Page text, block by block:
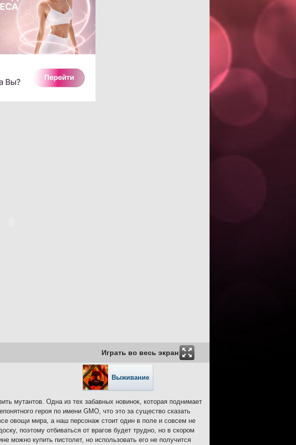
Играть во весь экран
Выживание
мутантов. Одна из тех забавных новинок, которая поднимает
героя по имени GMO, что это за существо сказать
овощи мира, а наш персонаж стоит один в поле и совсем не
поэтому отбиваться от врагов будет трудно, но в скором
можно купить пистолет, но использовать его не получится